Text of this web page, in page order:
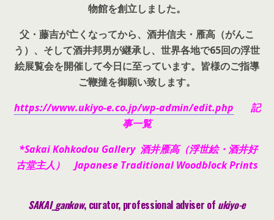
物館を創立しました。
父・藤吉が亡くなってから、酒井信夫・雁高（がんこ
う）、そして酒井邦男が継承し、世界各地で65回の浮世
絵展覧会を開催して今日に至っています。皆様のご指導
ご鞭撻を御願い致します。
https://www.ukiyo-e.co.jp/wp-admin/edit.php 記
事一覧
*Sakai Kohkodou Gallery 酒井雁高（浮世絵・酒井好
古堂主人） Japanese Traditional Woodblock Prints
SAKAI_gankow, curator, professional adviser of ukiyo-e